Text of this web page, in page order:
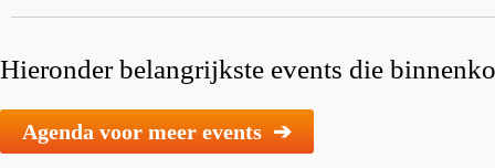
Hieronder belangrijkste events die
Agenda voor meer events ➔